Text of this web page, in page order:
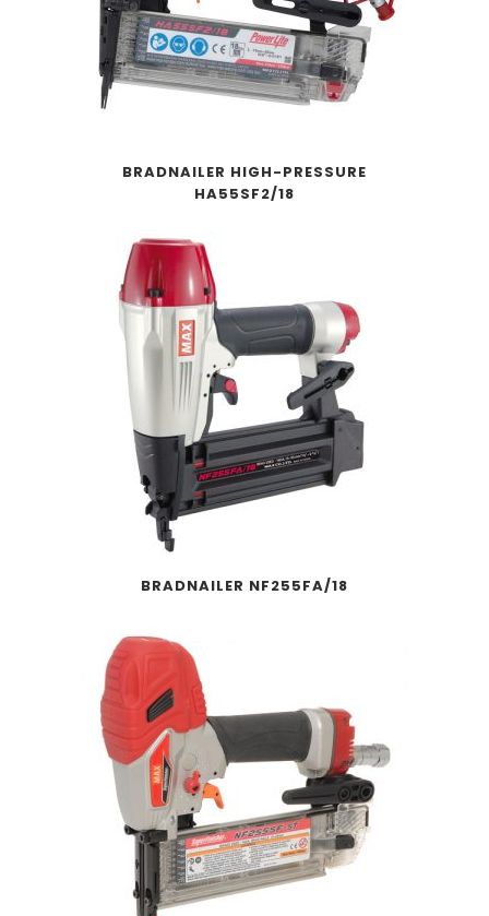
BRADNAILER HIGH-PRESSURE
HA55SF2/18
BRADNAILER NF255FA/18